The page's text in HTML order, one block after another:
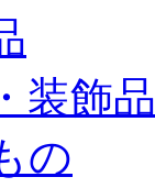
装飾品
の